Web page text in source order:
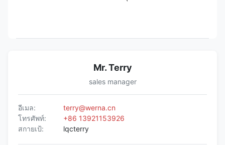
Mr. Terry
sales manager
อีเมล:
terry@werna.cn
โทรศัพท์:
+86 13921153926
สกายเป้:
lqcterry